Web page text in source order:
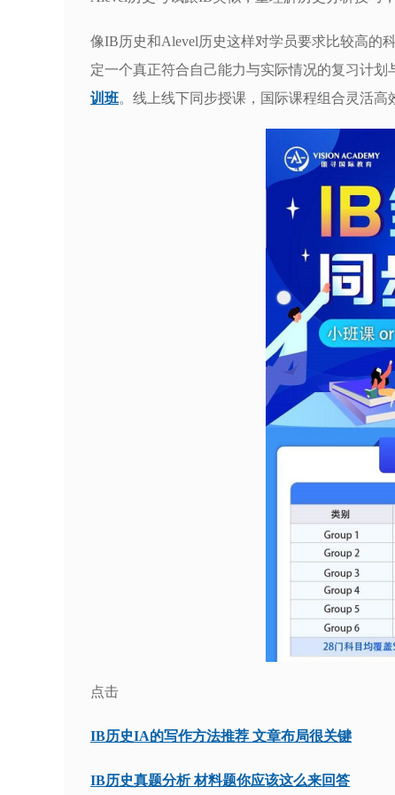
像IB历史和Alevel历史这样对学员要求比较高的
定一个真正符合自己能力与实际情况的复习计
训班。线上线下同步授课，国际课程组合灵活高
点击
IB历史IA的写作方法推荐 文章布局很关键
IB历史真题分析 材料题你应该这么来回答